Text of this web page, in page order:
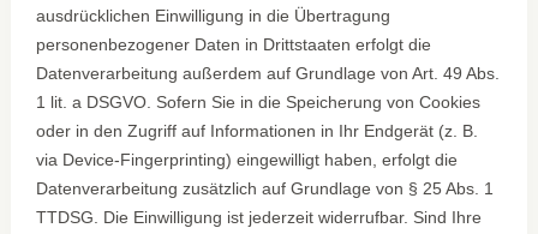
ausdrücklichen Einwilligung in die Übertragung
personenbezogener Daten in Drittstaaten erfolgt die
Datenverarbeitung außerdem auf Grundlage von Art. 49 Abs.
1 lit. a DSGVO. Sofern Sie in die Speicherung von Cookies
oder in den Zugriff auf Informationen in Ihr Endgerät (z. B.
via Device-Fingerprinting) eingewilligt haben, erfolgt die
Datenverarbeitung zusätzlich auf Grundlage von § 25 Abs. 1
TTDSG. Die Einwilligung ist jederzeit widerrufbar. Sind Ihre